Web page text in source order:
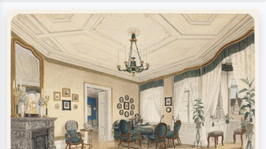
Szukaj wg artysty, tytułu lub stylu – np.
Monet, Gwiaździsta noc,
impresjonizm, fala Hokusaia, akt.
Opisz scenę – np. zielona łąka,
abstrakcja z czerwienią, ciemny olej,
stojący akt obok drzewa.